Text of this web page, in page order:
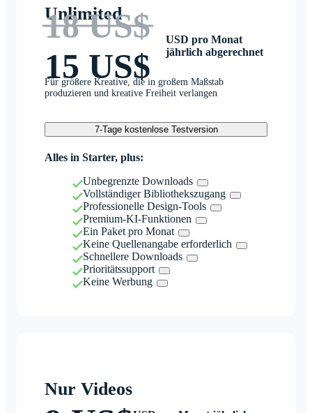
Unlimited
18 US$
15 US$
USD pro Monat
jährlich abgerechnet
Für größere Kreative, die in großem Maßstab
produzieren und kreative Freiheit verlangen
7-Tage kostenlose Testversion
Alles in Starter, plus:
Unbegrenzte Downloads
Vollständiger Bibliothekszugang
Professionelle Design-Tools
Premium-KI-Funktionen
Ein Paket pro Monat
Keine Quellenangabe erforderlich
Schnellere Downloads
Prioritätssupport
Keine Werbung
Nur Videos